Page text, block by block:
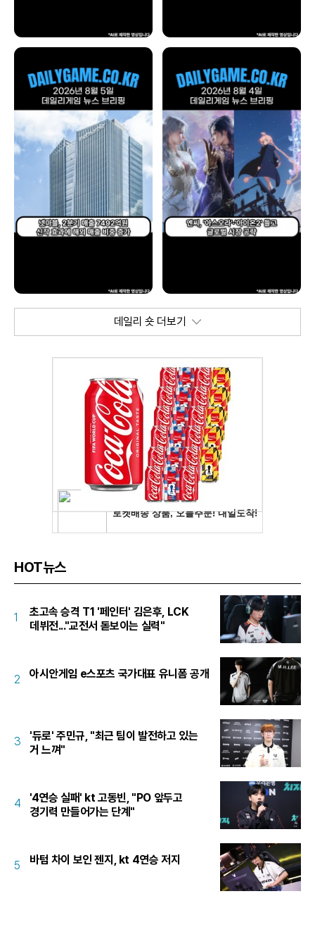
데일리 숏 더보기
HOT뉴스
1
초고속 승격 T1 '페인터' 김은후, LCK
데뷔전..."교전서 돋보이는 실력"
2 아시안게임 e스포츠 국가대표 유니폼 공개
3
'듀로' 주민규, "최근 팀이 발전하고 있는
거 느껴"
4
'4연승 실패' kt 고동빈, "PO 앞두고
경기력 만들어가는 단계"
5 바텀 차이 보인 젠지, kt 4연승 저지